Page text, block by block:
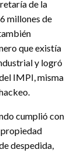
de la
millones de
que existía
y logró
IMPI, misma
cumplió con
despedida,